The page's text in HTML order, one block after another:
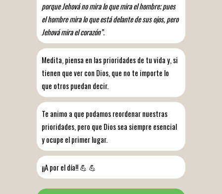
porque Jehová no mira lo que mira el hombre; pues
el hombre mira lo que está delante de sus ojos, pero
Jehová mira el corazón”.
Medita, piensa en las prioridades de tu vida y, si
tienen que ver con Dios, que no te importe lo
que otros puedan decir.
Te animo a que podamos reordenar nuestras
prioridades, pero que Dios sea siempre esencial
y ocupe el primer lugar.
¡¡A por el día!! 💪 💪